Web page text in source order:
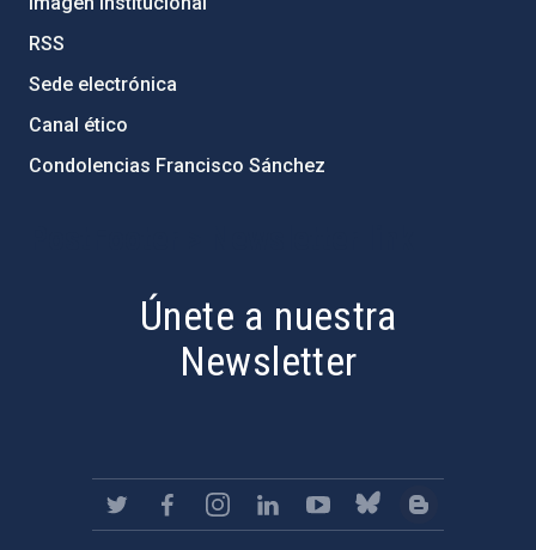
RSS
Sede electrónica
Canal ético
Condolencias Francisco Sánchez
Únete a nuestra
Newsletter